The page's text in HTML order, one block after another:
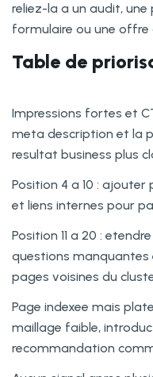
reliez-la a un audit, une
formulaire ou une offre
Table de
Impressions fortes et
meta description et la
resultat business plus
Position 4 a 10 : ajouter
et liens internes pour
Position 11 a 20 :
questions manquantes
pages voisines du
Page indexee mais
maillage faible,
recommandation